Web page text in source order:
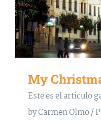
My
Este es el artículo
by Carmen Olmo /